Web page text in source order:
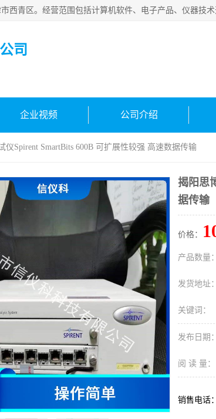
司
企业视频 公司介绍
仪Spirent SmartBits 600B 可扩展性较强 高速数据传输
揭阳思
据传输
价格：
产品数量：
发货地址：
关键词：
发布日期：
阅 读 量：
销售电话：